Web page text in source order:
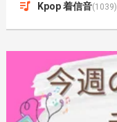
Kpop 着信音(1039)